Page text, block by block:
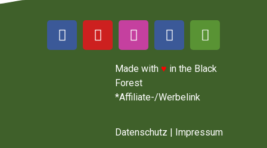
Made with ♥ in the Black
Forest
*Affiliate-/Werbelink
Datenschutz | Impressum